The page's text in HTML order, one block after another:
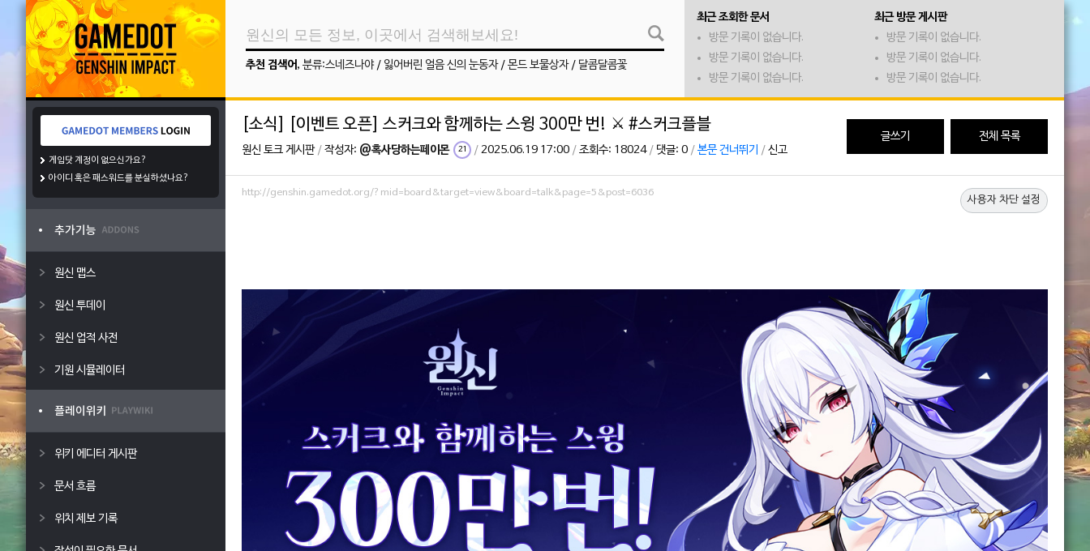
게임닷 계정이 없으신가요?
아이디 혹은 패스워드를 분실하셨나요?
원신 맵스
원신 투데이
원신 업적 사전
기원 시뮬레이터
위키 에디터 게시판
문서 흐름
위치 제보 기록
추천 검색어 , 분류:스네즈나야/ 잃어버린 얼음 신의 눈동자/ 몬드 보물상자/ 달콤달콤꽃
최근 조회한 문서
방문 기록이 없습니다.
방문 기록이 없습니다.
방문 기록이 없습니다.
최근 방문 게시판
방문 기록이 없습니다.
방문 기록이 없습니다.
방문 기록이 없습니다.
[소식] [이벤트 오픈] 스커크와 함께하는 스윙 300만 번! ⚔️ #스커크플블
원신 토크 게시판/ 작성자: @혹사당하는페이몬 21 / 2025.06.19 17:00 / 조회수: 18024/ 댓글: 0 / 본문 건너뛰기 / 신고
글쓰기 전체 목록
http://genshin.gamedot.org/?mid=board&target=view&board=talk&page=5&post=6036
사용자 차단 설정